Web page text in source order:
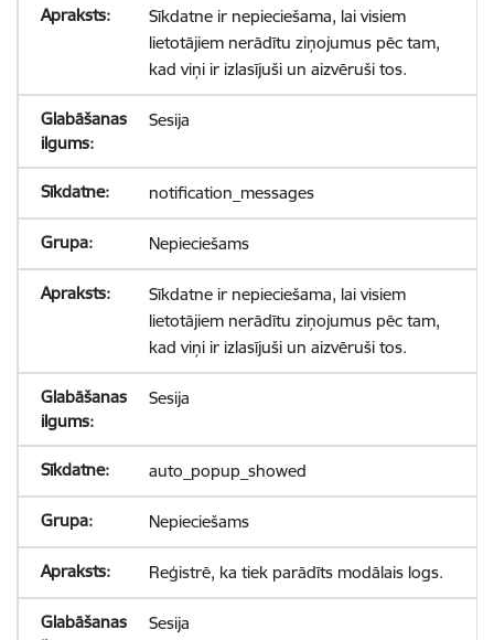
Sīkdatne ir nepieciešama, lai visiem
lietotājiem nerādītu ziņojumus pēc tam,
kad viņi ir izlasījuši un aizvēruši tos.
Sesija
notification_messages
Nepieciešams
Sīkdatne ir nepieciešama, lai visiem
lietotājiem nerādītu ziņojumus pēc tam,
kad viņi ir izlasījuši un aizvēruši tos.
Sesija
auto_popup_showed
Nepieciešams
Reģistrē, ka tiek parādīts modālais logs.
Sesija